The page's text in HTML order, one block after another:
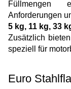
Füllmengen
Anforderungen
5 kg, 11 kg, 33
Zusätzlich
speziell für
Euro